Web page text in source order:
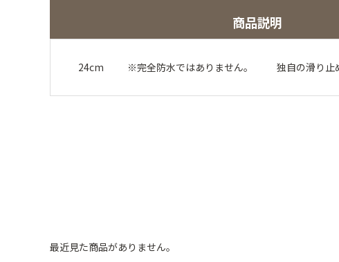
商品説明
24cm ※完全防水ではありません。 独自の滑り止めパ
最近見た商品がありません。